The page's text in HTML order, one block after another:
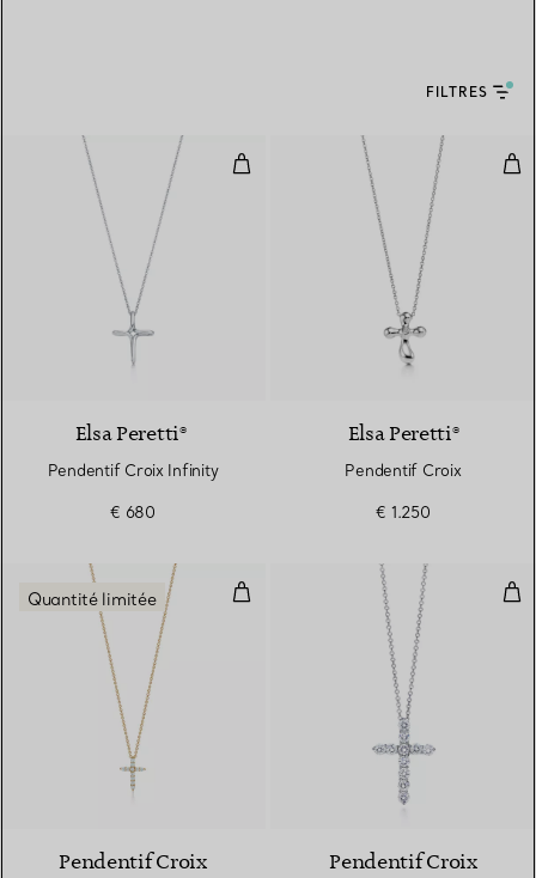
FILTRES
Pendentif Croix Infinity
Elsa Peretti®
Pendentif Croix Infinity
€ 680
Elsa Peretti®
Pendentif Croix
€ 1.250
Pendentif Croix
3 Matériaux
Quantité limitée
Pendentif Croix Pendentif Croix